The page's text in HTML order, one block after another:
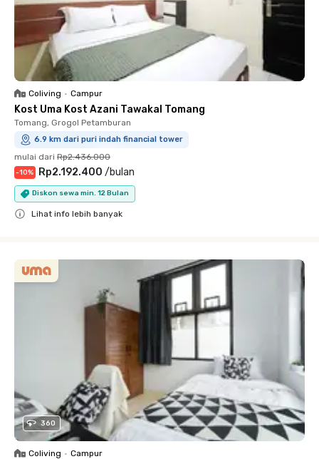
Coliving • Campur
Kost Uma Kost Azani Tawakal Tomang
Tomang, Grogol Petamburan
6.9 km dari puri indah financial tower
mulai dari Rp2.436.000
-10% Rp2.192.400 /bulan
Diskon sewa min. 12 Bulan
Lihat info lebih banyak
360
Coliving • Campur